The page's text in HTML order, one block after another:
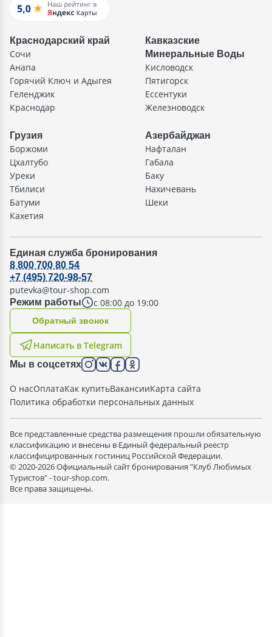
Краснодарский край
Сочи
Анапа
Горячий Ключ и Адыгея
Геленджик
Краснодар
Кавказские
Минеральные Воды
Кисловодск
Пятигорск
Ессентуки
Железноводск
Грузия
Боржоми
Цхалтубо
Уреки
Тбилиси
Батуми
Кахетия
Азербайджан
Нафталан
Габала
Баку
Нахичевань
Шеки
Единая служба бронирования
Режим работы с 08:00 до 19:00
8 800 700 80 54
+7 (495) 720-98-57
putevka@tour-shop.com
Написать в Telegram
Oбратный звонок
Мы в соцсетях
О насОплатаКак купитьВакансииКарта сайта
Политика обработки персональных данных
Все представленные средства размещения прошли обязательную
классификацию и внесены в Единый федеральный реестр
классифицированных гостиниц Российской Федерации.
© 2020-2026 Официальный сайт бронирования "Клуб Любимых
Туристов" - tour-shop.com.
Все права защищены.